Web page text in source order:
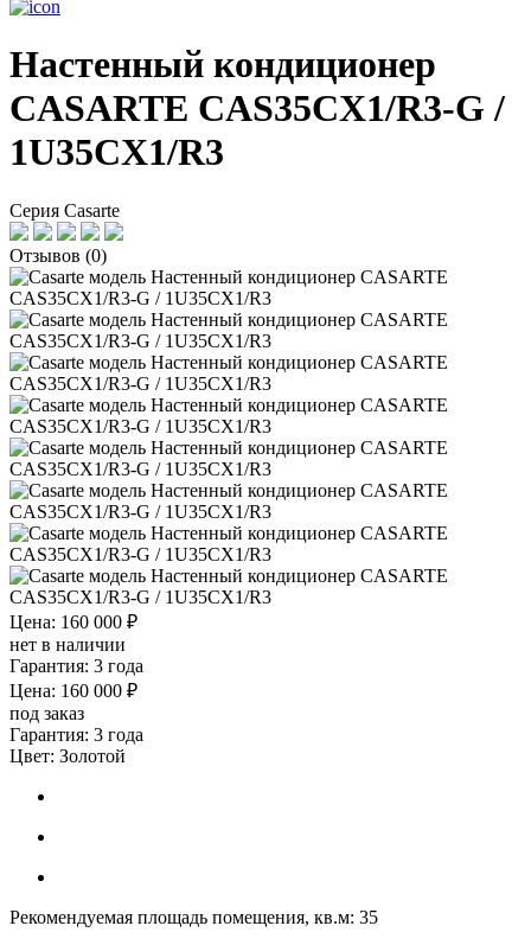
Настенный кондиционер
CASARTE CAS35CX1/R3-G /
1U35CX1/R3
Серия Casarte
Отзывов (0)
Цена: 160 000 ₽
нет в наличии
Гарантия: 3 года
Цена: 160 000 ₽
под заказ
Гарантия: 3 года
Цвет: Золотой
Рекомендуемая площадь помещения, кв.м: 35